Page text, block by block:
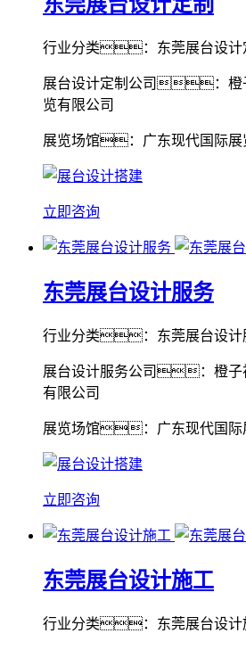
东莞展台设计定制
行业分类：东莞展台设计
展台设计定制公司：橙
览有限公司
展览场馆：广东现代国际展
立即咨询
东莞展台设计服务
行业分类：东莞展台设计
展台设计服务公司：橙子
有限公司
展览场馆：广东现代国际
立即咨询
东莞展台设计施工
行业分类：东莞展台设计